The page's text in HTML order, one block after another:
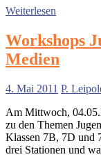
Weiterlesen
Workshops
Medien
4. Mai 2011 P.
Am Mittwoch,
zu den Themen
Klassen 7B, 7D und
drei Stationen und